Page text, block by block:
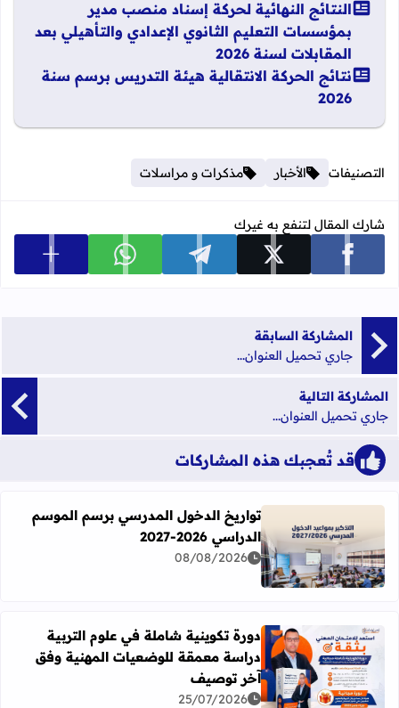
النتائج النهائية لحركة إسناد منصب مدير
بمؤسسات التعليم الثانوي الإعدادي والتأهيلي بعد
المقابلات لسنة 2026
نتائج الحركة الانتقالية هيئة التدريس برسم سنة
2026
التصنيفات الأخبار مذكرات و مراسلات
شارك المقال لتنفع به غيرك
شارك على facebook شارك على x شارك على telegram شارك على whatsapp عرض
المشاركة السابقة
جاري تحميل العنوان...
المشاركة التالية
جاري تحميل العنوان...
قد تُعجبك هذه المشاركات
اقرأ المزيد عن تواريخ الدخول المدرسي برسم الموسم الدراسي 2026-
تواريخ الدخول المدرسي برسم الموسم
الدراسي 2026-2027
08/08/2026
اقرأ المزيد عن دورة تكوينية شاملة في علوم التربية
دورة تكوينية شاملة في علوم التربية
دراسة معمقة للوضعيات المهنية وفق
آخر توصيف
25/07/2026